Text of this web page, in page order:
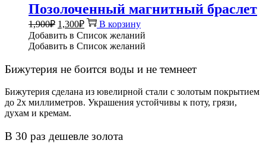
Позолоченный магнитный браслет
1,900₽ Первоначальная
цена
составляла
1,300₽Текущая
цена:
1,300₽.
В корзину
Добавить в Список желаний
Добавить в Список желаний
Бижутерия не боится воды и не темнеет
Бижутерия сделана из ювелирной стали с золотым покрытием
до 2х миллиметров. Украшения устойчивы к поту, грязи,
духам и кремам.
В 30 раз дешевле золота